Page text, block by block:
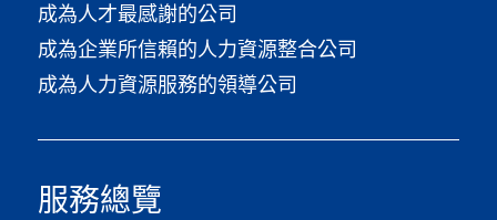
成為人才最感謝的公司
成為企業所信賴的人力資源整合公司
成為人力資源服務的領導公司
服務總覽